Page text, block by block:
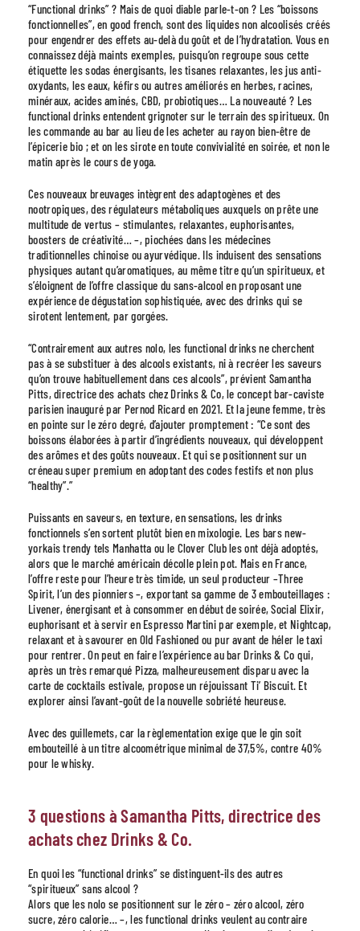
“Functional drinks” ? Mais de quoi diable parle-t-on ? Les “boissons
fonctionnelles”, en good french, sont des liquides non alcoolisés créés
pour engendrer des effets au-delà du goût et de l’hydratation. Vous en
connaissez déjà maints exemples, puisqu’on regroupe sous cette
étiquette les sodas énergisants, les tisanes relaxantes, les jus anti-
oxydants, les eaux, kéfirs ou autres améliorés en herbes, racines,
minéraux, acides aminés, CBD, probiotiques… La nouveauté ? Les
functional drinks entendent grignoter sur le terrain des spiritueux. On
les commande au bar au lieu de les acheter au rayon bien-être de
l’épicerie bio ; et on les sirote en toute convivialité en soirée, et non le
matin après le cours de yoga.
Ces nouveaux breuvages intègrent des adaptogènes et des
nootropiques, des régulateurs métaboliques auxquels on prête une
multitude de vertus – stimulantes, relaxantes, euphorisantes,
boosters de créativité… –, piochées dans les médecines
traditionnelles chinoise ou ayurvédique. Ils induisent des sensations
physiques autant qu’aromatiques, au même titre qu’un spiritueux, et
s’éloignent de l’offre classique du sans-alcool en proposant une
expérience de dégustation sophistiquée, avec des drinks qui se
sirotent lentement, par gorgées.
“Contrairement aux autres nolo, les functional drinks ne cherchent
pas à se substituer à des alcools existants, ni à recréer les saveurs
qu’on trouve habituellement dans ces alcools”, prévient Samantha
Pitts, directrice des achats chez Drinks & Co, le concept bar-caviste
parisien inauguré par Pernod Ricard en 2021. Et la jeune femme, très
en pointe sur le zéro degré, d’ajouter promptement : “Ce sont des
boissons élaborées à partir d’ingrédients nouveaux, qui développent
des arômes et des goûts nouveaux. Et qui se positionnent sur un
créneau super premium en adoptant des codes festifs et non plus
“healthy”.”
Puissants en saveurs, en texture, en sensations, les drinks
fonctionnels s’en sortent plutôt bien en mixologie. Les bars new-
yorkais trendy tels Manhatta ou le Clover Club les ont déjà adoptés,
alors que le marché américain décolle plein pot. Mais en France,
l’offre reste pour l’heure très timide, un seul producteur –Three
Spirit, l’un des pionniers –, exportant sa gamme de 3 embouteillages :
Livener, énergisant et à consommer en début de soirée, Social Elixir,
euphorisant et à servir en Espresso Martini par exemple, et Nightcap,
relaxant et à savourer en Old Fashioned ou pur avant de héler le taxi
pour rentrer. On peut en faire l’expérience au bar Drinks & Co qui,
après un très remarqué Pizza, malheureusement disparu avec la
carte de cocktails estivale, propose un réjouissant Ti’ Biscuit. Et
explorer ainsi l’avant-goût de la nouvelle sobriété heureuse.
Avec des guillemets, car la règlementation exige que le gin soit
embouteillé à un titre alcoométrique minimal de 37,5%, contre 40%
pour le whisky.
3 questions à Samantha Pitts, directrice des
achats chez Drinks & Co.
En quoi les “functional drinks” se distinguent-ils des autres
“spiritueux” sans alcool ?
Alors que les nolo se positionnent sur le zéro – zéro alcool, zéro
sucre, zéro calorie… –, les functional drinks veulent au contraire